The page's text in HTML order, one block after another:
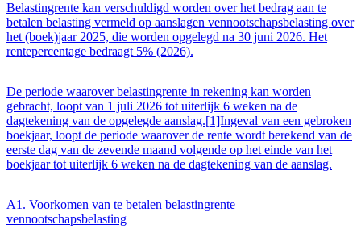
Belastingrente kan verschuldigd worden over het bedrag aan te
betalen belasting vermeld op aanslagen vennootschapsbelasting over
het (boek)jaar 2025, die worden opgelegd na 30 juni 2026. Het
rentepercentage bedraagt 5% (2026).
De periode waarover belastingrente in rekening kan worden
gebracht, loopt van 1 juli 2026 tot uiterlijk 6 weken na de
dagtekening van de opgelegde aanslag.[1]Ingeval van een gebroken
boekjaar, loopt de periode waarover de rente wordt berekend van de
eerste dag van de zevende maand volgende op het einde van het
boekjaar tot uiterlijk 6 weken na de dagtekening van de aanslag.
A1. Voorkomen van te betalen belastingrente
vennootschapsbelasting